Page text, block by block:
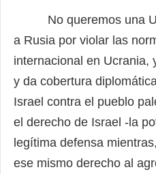
No queremos una
a Rusia por violar las
internacional en Ucrania,
y da cobertura
Israel contra el pueblo
el derecho de Israel -la
legítima defensa
ese mismo derecho al